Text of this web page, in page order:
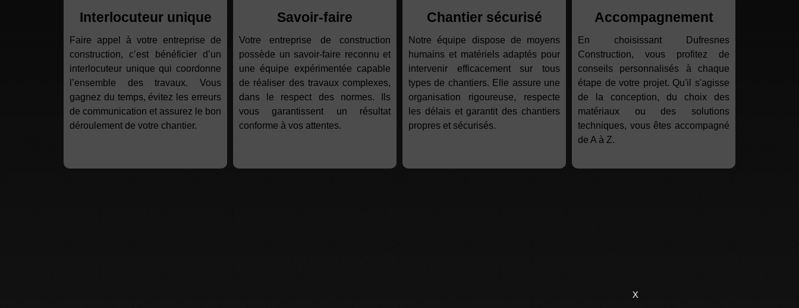
Interlocuteur unique
Faire appel à votre entreprise de
construction, c’est bénéficier d’un
interlocuteur unique qui coordonne
l’ensemble des travaux. Vous
gagnez du temps, évitez les erreurs
de communication et assurez le bon
déroulement de votre chantier.
Savoir-faire
Votre entreprise de construction
possède un savoir-faire reconnu et
une équipe expérimentée capable
de réaliser des travaux complexes,
dans le respect des normes. Ils
vous garantissent un résultat
conforme à vos attentes.
Chantier sécurisé
Notre équipe dispose de moyens
humains et matériels adaptés pour
intervenir efficacement sur tous
types de chantiers. Elle assure une
organisation rigoureuse, respecte
les délais et garantit des chantiers
propres et sécurisés.
Accompagnement
En choisissant Dufresnes
Construction, vous profitez de
conseils personnalisés à chaque
étape de votre projet. Qu'il s'agisse
de la conception, du choix des
matériaux ou des solutions
techniques, vous êtes accompagné
de A à Z.
X